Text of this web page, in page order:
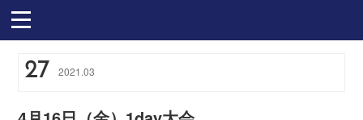
27 2021 .03